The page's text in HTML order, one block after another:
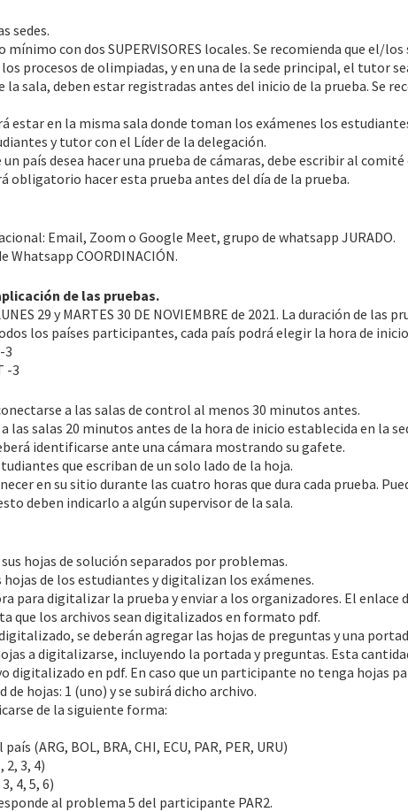
sedes.
mínimo con dos SUPERVISORES locales. Se recomienda que el/los
procesos de olimpiadas, y en una de la sede principal, el tutor
la sala, deben estar registradas antes del inicio de la prueba. Se
estar en la misma sala donde toman los exámenes los
y tutor con el Líder de la delegación.
un país desea hacer una prueba de cámaras, debe escribir al
obligatorio hacer esta prueba antes del día de la prueba.
Email, Zoom o Google Meet, grupo de whatsapp JURADO.
Whatsapp COORDINACIÓN.
de las pruebas.
29 y MARTES 30 DE NOVIEMBRE de 2021. La duración de las
los países participantes, cada país podrá elegir la hora de inicio
3
-3
a las salas de control al menos 30 minutos antes.
las salas 20 minutos antes de la hora de inicio establecida en la
identificarse ante una cámara mostrando su gafete.
que escriban de un solo lado de la hoja.
en su sitio durante las cuatro horas que dura cada prueba.
deben indicarlo a algún supervisor de la sala.
hojas de solución separados por problemas.
de los estudiantes y digitalizan los exámenes.
para digitalizar la prueba y enviar a los organizadores. El enlace
que los archivos sean digitalizados en formato pdf.
se deberán agregar las hojas de preguntas y una
a digitalizarse, incluyendo la portada y preguntas. Esta
digitalizado en pdf. En caso que un participante no tenga hojas
hojas: 1 (uno) y se subirá dicho archivo.
de la siguiente forma:
(ARG, BOL, BRA, CHI, ECU, PAR, PER, URU)
3, 4)
4, 5, 6)
al problema 5 del participante PAR2.